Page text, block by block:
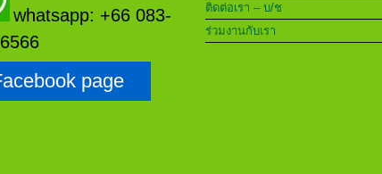
whatsapp: +66 083-
page
ติดต่อเรา – บ/ช
ร่วมงานกับเรา